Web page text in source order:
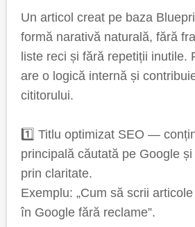
Un articol creat pe baza
formă narativă naturală, fără
liste reci și fără repetiții inutile.
are o logică internă și
cititorului.
1️⃣ Titlu optimizat SEO —
principală căutată pe Google
prin claritate.
Exemplu: „Cum să scrii
în Google fără reclame”.